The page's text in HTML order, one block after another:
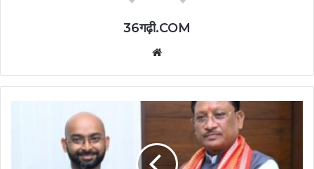
36गढ़ी.COM